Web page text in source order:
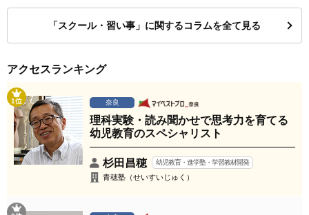
「スクール・習い事」に関するコラムを全て見る
アクセスランキング
1位 奈良
理科実験・読み聞かせで思考力を育てる
幼児教育のスペシャリスト
杉田昌穂 幼児教育・進学塾・学習教材開発
青穂塾（せいすいじゅく）